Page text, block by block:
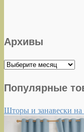
Архивы
Архивы
Популярные
Шторы и занавески на